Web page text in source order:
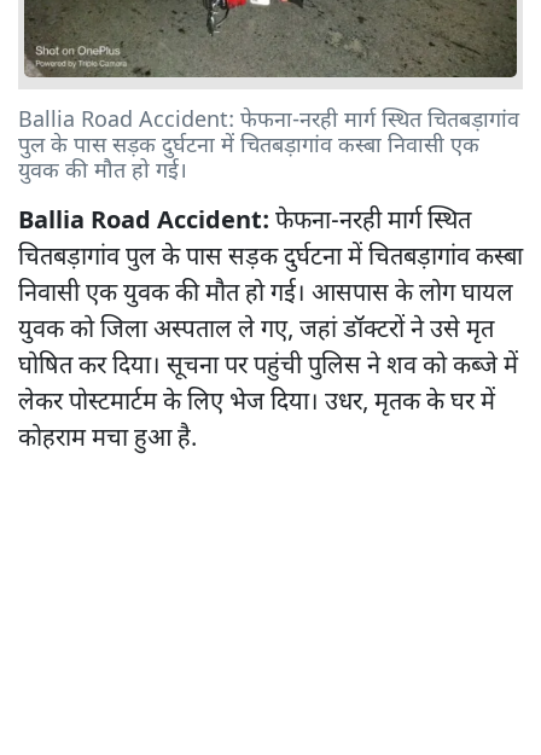
Ballia Road Accident: फेफना-नरही मार्ग स्थित चितबड़ागांव
पुल के पास सड़क दुर्घटना में चितबड़ागांव कस्बा निवासी एक
युवक की मौत हो गई।
Ballia Road Accident: फेफना-नरही मार्ग स्थित
चितबड़ागांव पुल के पास सड़क दुर्घटना में चितबड़ागांव कस्बा
निवासी एक युवक की मौत हो गई। आसपास के लोग घायल
युवक को जिला अस्पताल ले गए, जहां डॉक्टरों ने उसे मृत
घोषित कर दिया। सूचना पर पहुंची पुलिस ने शव को कब्जे में
लेकर पोस्टमार्टम के लिए भेज दिया। उधर, मृतक के घर में
कोहराम मचा हुआ है.